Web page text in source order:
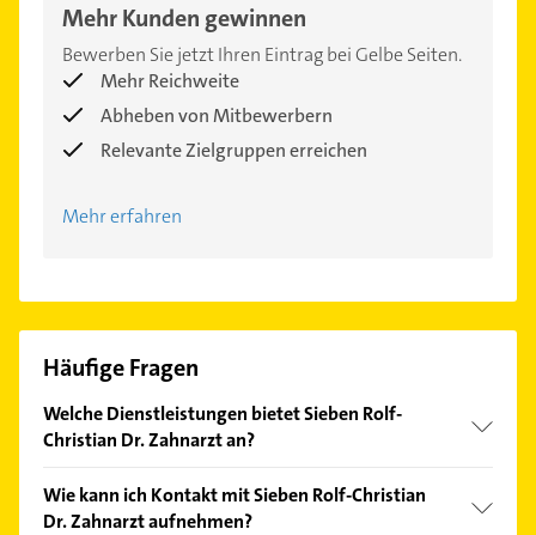
Mehr Kunden gewinnen
Bewerben Sie jetzt Ihren Eintrag bei Gelbe Seiten.
Mehr Reichweite
Abheben von Mitbewerbern
Relevante Zielgruppen erreichen
Mehr erfahren
Häufige Fragen
Welche Dienstleistungen bietet Sieben Rolf-
Christian Dr. Zahnarzt an?
Kariesbehandlung und Zahnpflege.
Wie kann ich Kontakt mit Sieben Rolf-Christian
Dr. Zahnarzt aufnehmen?